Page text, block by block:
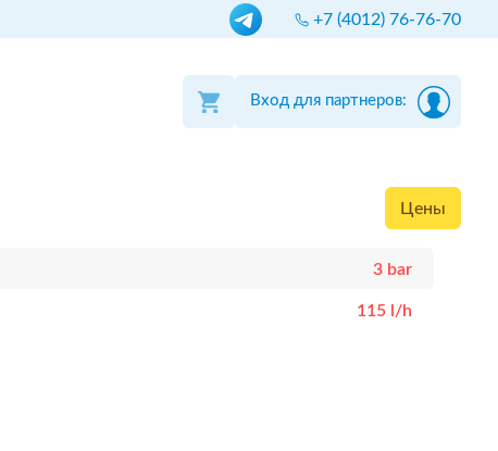
+7 (4012) 76-76-70
Вход для партнеров:
Цены
3 bar
115 l/h